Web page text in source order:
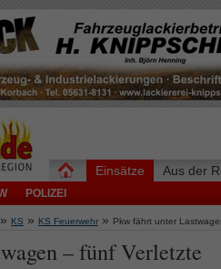
Einsätze
POLIZEI
Aus der
» KS » KS Feuerwehr » Pkw fährt unter
– fünf Verletzte